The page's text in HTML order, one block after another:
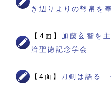
き辺りよりの幣帛を
【4面】 加藤玄智を
治聖徳記念学会
【4面】 刀剣は語る